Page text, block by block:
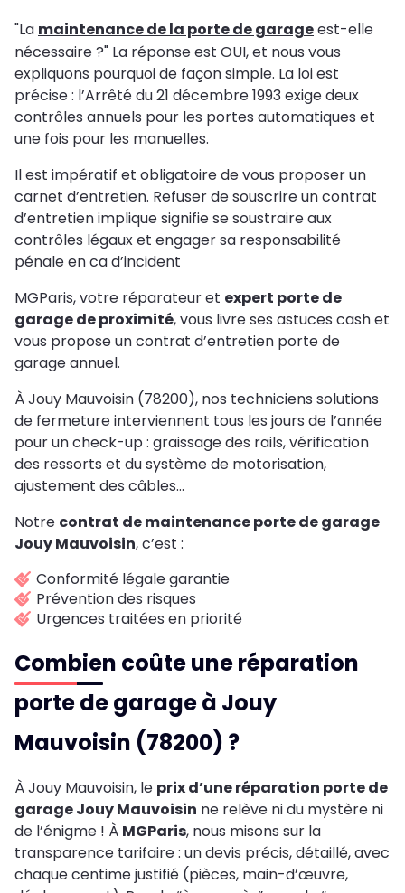
"La maintenance de la porte de garageest-elle
nécessaire ?" La réponse est OUI, et nous vous
expliquons pourquoi de façon simple. La loi est
précise : l’Arrêté du 21 décembre 1993 exige deux
contrôles annuels pour les portes automatiques et
une fois pour les manuelles.
Il est impératif et obligatoire de vous proposer un
carnet d’entretien. Refuser de souscrire un contrat
d’entretien implique signifie se soustraire aux
contrôles légaux et engager sa responsabilité
pénale en ca d’incident
MGParis, votre réparateur et expert porte de
garage de proximité, vous livre ses astuces cash et
vous propose un contrat d’entretien porte de
garage annuel.
À Jouy Mauvoisin (78200), nos techniciens solutions
de fermeture interviennent tous les jours de l’année
pour un check-up : graissage des rails, vérification
des ressorts et du système de motorisation,
ajustement des câbles…
Notre contrat de maintenance porte de garage
Jouy Mauvoisin, c’est :
Conformité légale garantie
Prévention des risques
Urgences traitées en priorité
Combien coûte une réparation
porte de garage à Jouy
Mauvoisin (78200) ?
À Jouy Mauvoisin, le prix d’une réparation porte de
garage Jouy Mauvoisin ne relève ni du mystère ni
de l’énigme ! À MGParis, nous misons sur la
transparence tarifaire : un devis précis, détaillé, avec
chaque centime justifié (pièces, main-d’œuvre,